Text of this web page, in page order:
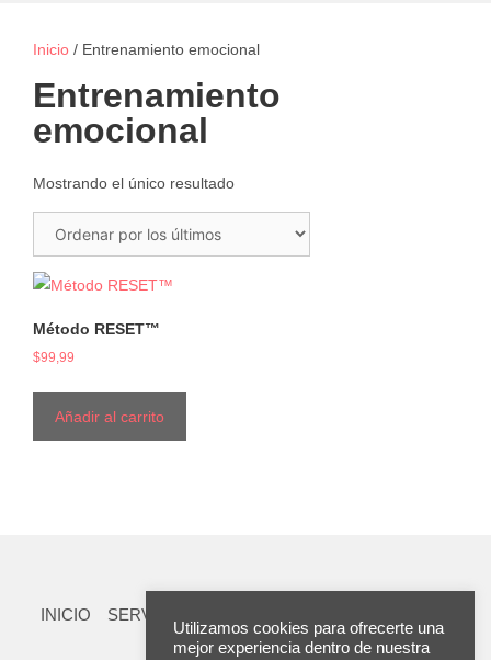
Inicio / Entrenamiento emocional
Entrenamiento
emocional
Mostrando el único resultado
Método RESET™
$99,99
Añadir al carrito
INICIO SERVICIOS
BLOG
TESTS
Utilizamos cookies para ofrecerte una
mejor experiencia dentro de nuestra